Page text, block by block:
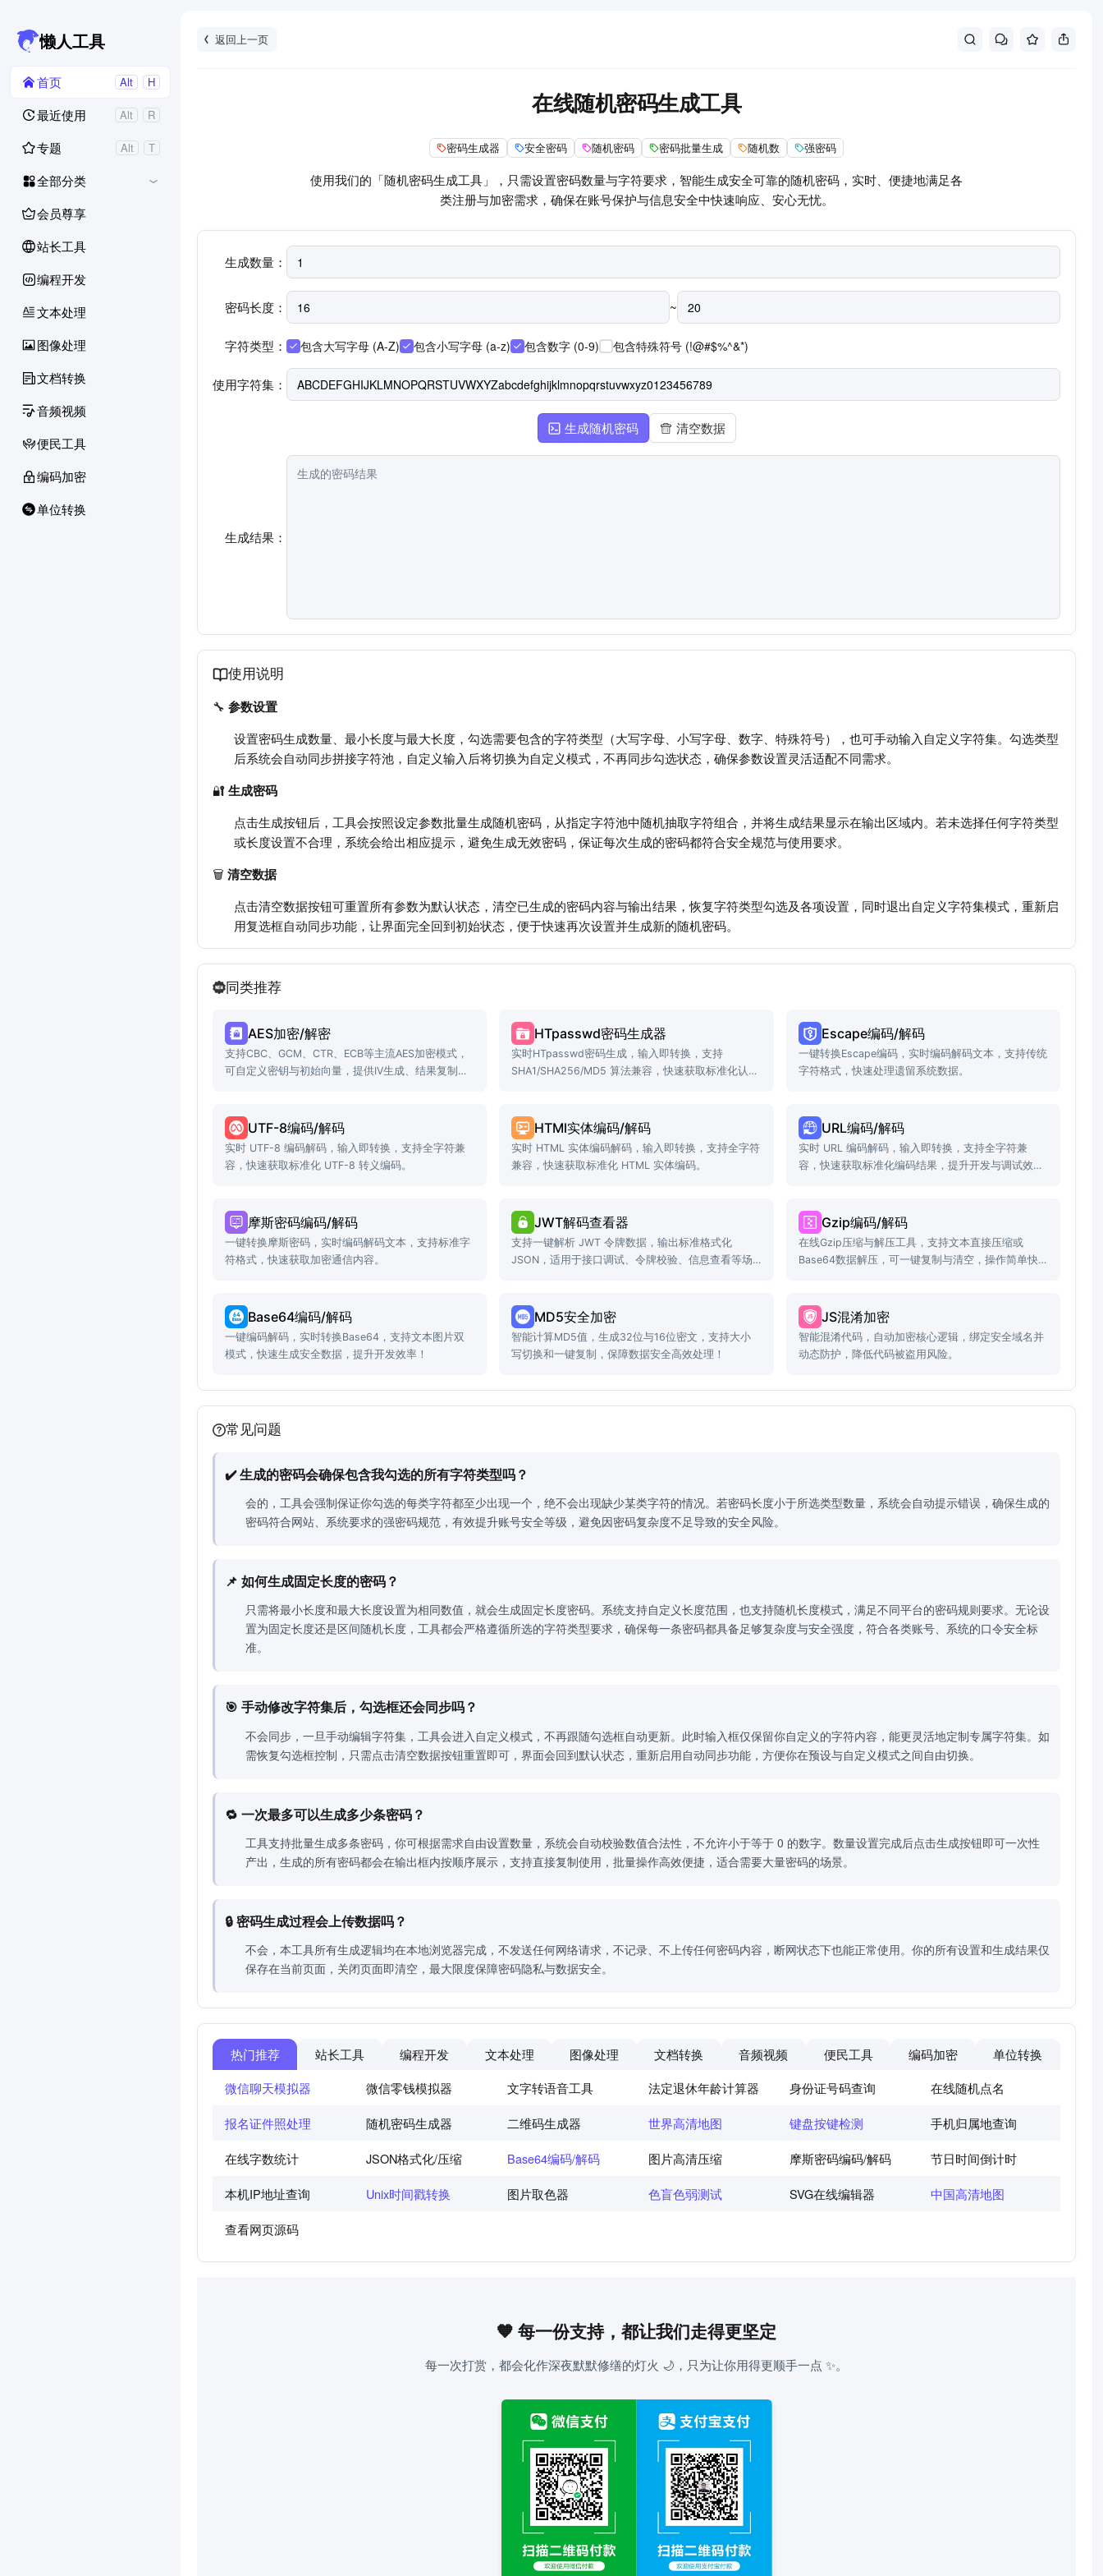
懒人工具
首页 Alt H
最近使用 Alt R
专题 Alt T
全部分类
会员尊享
站长工具
编程开发
文本处理
图像处理
文档转换
音频视频
便民工具
编码加密
单位转换
返回上一页
在线随机密码生成工具
密码生成器 安全密码 随机密码 密码批量生成 随机数 强密码
使用我们的「随机密码生成工具」，只需设置密码数量与字符要求，智能生成安全可靠的随机密码，实时、便捷地满足各
类注册与加密需求，确保在账号保护与信息安全中快速响应、安心无忧。
生成数量：
密码长度： ~
字符类型： 包含大写字母 (A-Z) 包含小写字母 (a-z) 包含数字 (0-9) 包含特殊符号 (!@#$%^&*)
使用字符集：
生成随机密码 清空数据
生成结果：
使用说明
🔧 参数设置
设置密码生成数量、最小长度与最大长度，勾选需要包含的字符类型（大写字母、小写字母、数字、特殊符号），也可手动输入自定义字符集。勾选类型
后系统会自动同步拼接字符池，自定义输入后将切换为自定义模式，不再同步勾选状态，确保参数设置灵活适配不同需求。
🔐 生成密码
点击生成按钮后，工具会按照设定参数批量生成随机密码，从指定字符池中随机抽取字符组合，并将生成结果显示在输出区域内。若未选择任何字符类型
或长度设置不合理，系统会给出相应提示，避免生成无效密码，保证每次生成的密码都符合安全规范与使用要求。
🗑️ 清空数据
点击清空数据按钮可重置所有参数为默认状态，清空已生成的密码内容与输出结果，恢复字符类型勾选及各项设置，同时退出自定义字符集模式，重新启
用复选框自动同步功能，让界面完全回到初始状态，便于快速再次设置并生成新的随机密码。
同类推荐
AES加密/解密
支持CBC、GCM、CTR、ECB等主流AES加密模式，
可自定义密钥与初始向量，提供IV生成、结果复制等
HTpasswd密码生成器
实时HTpasswd密码生成，输入即转换，支持
SHA1/SHA256/MD5 算法兼容，快速获取标准化认证
Escape编码/解码
一键转换Escape编码，实时编码解码文本，支持传统
字符格式，快速处理遗留系统数据。
UTF-8编码/解码
实时 UTF-8 编码解码，输入即转换，支持全字符兼
容，快速获取标准化 UTF-8 转义编码。
HTMl实体编码/解码
实时 HTML 实体编码解码，输入即转换，支持全字符
兼容，快速获取标准化 HTML 实体编码。
URL编码/解码
实时 URL 编码解码，输入即转换，支持全字符兼
容，快速获取标准化编码结果，提升开发与调试效
摩斯密码编码/解码
一键转换摩斯密码，实时编码解码文本，支持标准字
符格式，快速获取加密通信内容。
JWT解码查看器
支持一键解析 JWT 令牌数据，输出标准格式化
JSON，适用于接口调试、令牌校验、信息查看等场
Gzip编码/解码
在线Gzip压缩与解压工具，支持文本直接压缩或
Base64数据解压，可一键复制与清空，操作简单快
Base64编码/解码
一键编码解码，实时转换Base64，支持文本图片双
模式，快速生成安全数据，提升开发效率！
MD5安全加密
智能计算MD5值，生成32位与16位密文，支持大小
写切换和一键复制，保障数据安全高效处理！
JS混淆加密
智能混淆代码，自动加密核心逻辑，绑定安全域名并
动态防护，降低代码被盗用风险。
常见问题
✔️ 生成的密码会确保包含我勾选的所有字符类型吗？
会的，工具会强制保证你勾选的每类字符都至少出现一个，绝不会出现缺少某类字符的情况。若密码长度小于所选类型数量，系统会自动提示错误，确保生成的
密码符合网站、系统要求的强密码规范，有效提升账号安全等级，避免因密码复杂度不足导致的安全风险。
📌 如何生成固定长度的密码？
只需将最小长度和最大长度设置为相同数值，就会生成固定长度密码。系统支持自定义长度范围，也支持随机长度模式，满足不同平台的密码规则要求。无论设
置为固定长度还是区间随机长度，工具都会严格遵循所选的字符类型要求，确保每一条密码都具备足够复杂度与安全强度，符合各类账号、系统的口令安全标
准。
🎯 手动修改字符集后，勾选框还会同步吗？
不会同步，一旦手动编辑字符集，工具会进入自定义模式，不再跟随勾选框自动更新。此时输入框仅保留你自定义的字符内容，能更灵活地定制专属字符集。如
需恢复勾选框控制，只需点击清空数据按钮重置即可，界面会回到默认状态，重新启用自动同步功能，方便你在预设与自定义模式之间自由切换。
🔁 一次最多可以生成多少条密码？
工具支持批量生成多条密码，你可根据需求自由设置数量，系统会自动校验数值合法性，不允许小于等于 0 的数字。数量设置完成后点击生成按钮即可一次性
产出，生成的所有密码都会在输出框内按顺序展示，支持直接复制使用，批量操作高效便捷，适合需要大量密码的场景。
🔒 密码生成过程会上传数据吗？
不会，本工具所有生成逻辑均在本地浏览器完成，不发送任何网络请求，不记录、不上传任何密码内容，断网状态下也能正常使用。你的所有设置和生成结果仅
保存在当前页面，关闭页面即清空，最大限度保障密码隐私与数据安全。
热门推荐 站长工具 编程开发 文本处理 图像处理 文档转换 音频视频 便民工具 编码加密
单位转换
微信聊天模拟器
微信零钱模拟器 文字转语音工具 法定退休年龄计算器 身份证号码查询 在线随机点名
报名证件照处理 随机密码生成器 二维码生成器 世界高清地图 键盘按键检测 手机归属地查询
在线字数统计 JSON格式化/压缩 Base64编码/解码 图片高清压缩 摩斯密码编码/解码 节日时间倒计时
本机IP地址查询 Unix时间戳转换 图片取色器 色盲色弱测试 SVG在线编辑器 中国高清地图
查看网页源码
🧡 每一份支持，都让我们走得更坚定
每一次打赏，都会化作深夜默默修缮的灯火 🌙，只为让你用得更顺手一点 ✨。